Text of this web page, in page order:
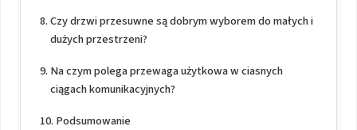
Czy drzwi przesuwne są dobrym wyborem do małych i
dużych przestrzeni?
Na czym polega przewaga użytkowa w ciasnych
ciągach komunikacyjnych?
Podsumowanie